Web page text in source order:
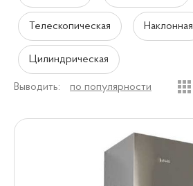
Телескопическая Наклонная
Цилиндрическая
Выводить: по популярности